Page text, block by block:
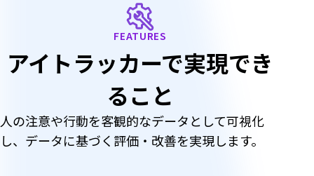
FEATURES
アイトラッカーで実現でき
ること
人の注意や行動を客観的なデータとして可視化
し、データに基づく評価・改善を実現します。